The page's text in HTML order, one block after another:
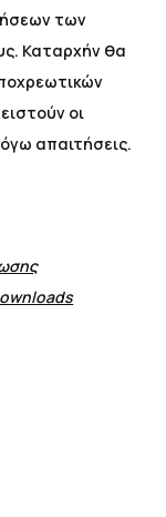
των
Καταρχήν θα
οι
απαιτήσεις.